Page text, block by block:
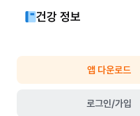
건강 정보
앱 다운로드
로그인/가입